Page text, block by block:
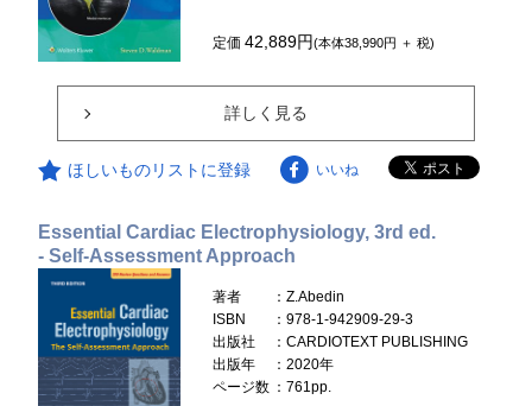
定価42,889円(本体38,990円 ＋ 税)
詳しく見る
ほしいものリストに登録 いいね
Essential Cardiac Electrophysiology, 3rd ed.
- Self-Assessment Approach
著者
：Z.Abedin
ISBN
：978-1-942909-29-3
出版社
：CARDIOTEXT PUBLISHING
出版年
：2020年
ページ数 ：761pp.